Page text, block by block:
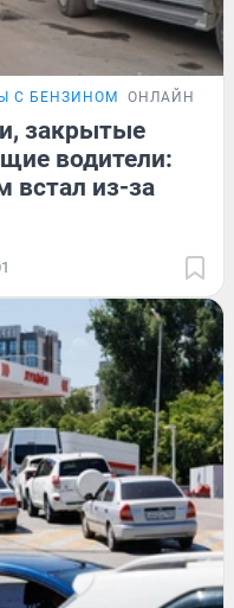
С БЕНЗИНОМ ОНЛАЙН-
закрытые
водители:
встал из-за